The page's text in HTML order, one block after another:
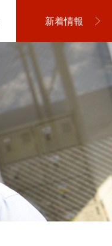
新着情報